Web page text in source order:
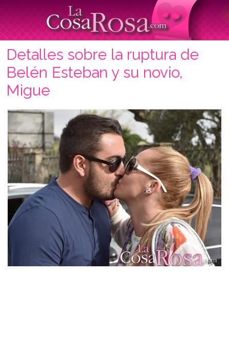
Detalles sobre la ruptura de
Belén Esteban y su novio,
Migue